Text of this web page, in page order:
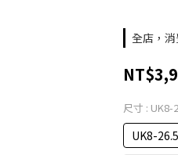
全店，
尺寸 : UK8-
UK8-